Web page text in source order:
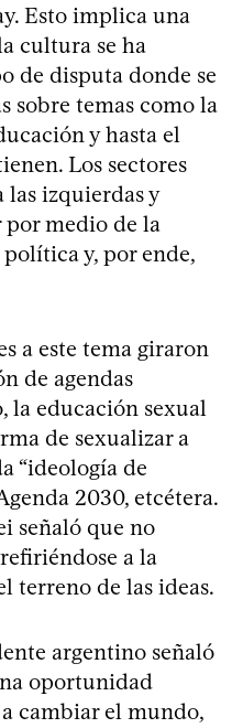
Esto implica una
cultura se ha
de disputa donde se
sobre temas como la
y hasta el
Los sectores
las izquierdas y
por medio de la
y, por ende,
a este tema giraron
de agendas
la educación sexual
de sexualizar a
“ideología de
2030, etcétera.
señaló que no
a la
terreno de las ideas.
argentino señaló
oportunidad
cambiar el mundo,